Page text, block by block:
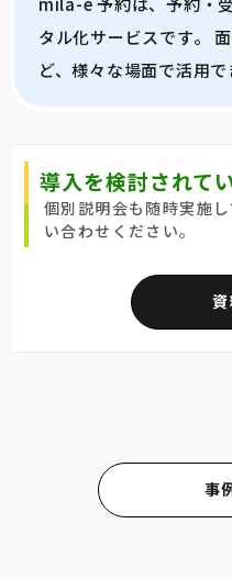
タル化サービスです。
ど、様々な場面で活用で
導入を検討されて
個別説明会も随時実施
い合わせください。
事